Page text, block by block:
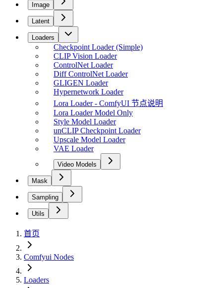
Image
Latent
Loaders
Checkpoint Loader (Simple)
CLIP Vision Loader
ControlNet Loader
Diff ControlNet Loader
GLIGEN Loader
Hypernetwork Loader
Lora Loader - ComfyUI 节点说明
Lora Loader Model Only
Style Model Loader
unCLIP Checkpoint Loader
Upscale Model Loader
VAE Loader
Video Models
Mask
Sampling
Utils
首页
Comfyui Nodes
Loaders